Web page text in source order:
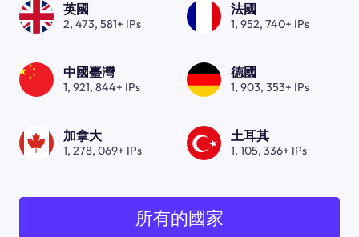
英國
2, 473, 581+ IPs
法國
1, 952, 740+ IPs
中國臺灣
1, 921, 844+ IPs
德國
1, 903, 353+ IPs
加拿大
1, 278, 069+ IPs
土耳其
1, 105, 336+ IPs
所有的國家